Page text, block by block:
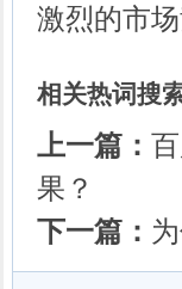
激烈的市
相关热词搜
上一篇：
果？
下一篇：